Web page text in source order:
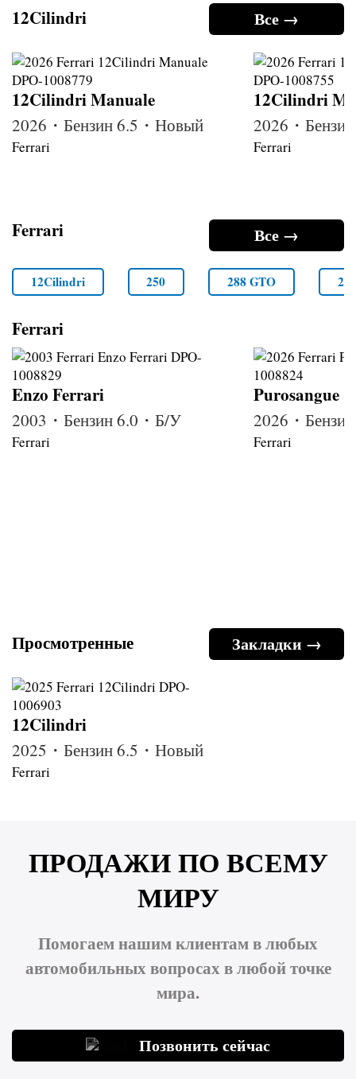
Все →
12Cilindri
12Cilindri Manuale
2026・Бензин 6.5・Новый
Ferrari
12Cilindri
2026・
Ferrari
Все →
Ferrari
12Cilindri 250 288 GTO
Ferrari
Enzo Ferrari
2003・Бензин 6.0・Б/У
Ferrari
Purosangue
2026・
Ferrari
Закладки →
Просмотренные
12Cilindri
2025・Бензин 6.5・Новый
Ferrari
ПРОДАЖИ ПО ВСЕМУ
МИРУ
Помогаем нашим клиентам в любых
автомобильных вопросах в любой точке
мира.
Позвонить сейчас